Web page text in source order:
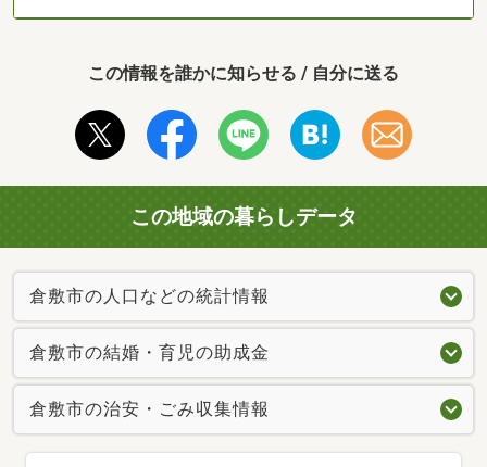
この情報を誰かに知らせる / 自分に送る
この地域の暮らしデータ
倉敷市の人口などの統計情報
倉敷市の結婚・育児の助成金
倉敷市の治安・ごみ収集情報